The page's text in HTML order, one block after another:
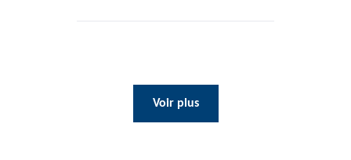
Voir plus